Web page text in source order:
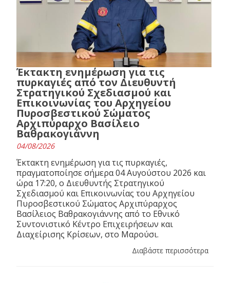
Έκτακτη ενημέρωση για τις
πυρκαγιές από τον Διευθυντή
Στρατηγικού Σχεδιασμού και
Επικοινωνίας του Αρχηγείου
Πυροσβεστικού Σώματος
Αρχιπύραρχο Βασίλειο
Βαθρακογιάννη
04/08/2026
Έκτακτη ενημέρωση για τις πυρκαγιές,
πραγματοποίησε σήμερα 04 Αυγούστου 2026 και
ώρα 17:20, ο Διευθυντής Στρατηγικού
Σχεδιασμού και Επικοινωνίας του Αρχηγείου
Πυροσβεστικού Σώματος Αρχιπύραρχος
Βασίλειος Βαθρακογιάννης από το Εθνικό
Συντονιστικό Κέντρο Επιχειρήσεων και
Διαχείρισης Κρίσεων, στο Μαρούσι.
Διαβάστε περισσότερα